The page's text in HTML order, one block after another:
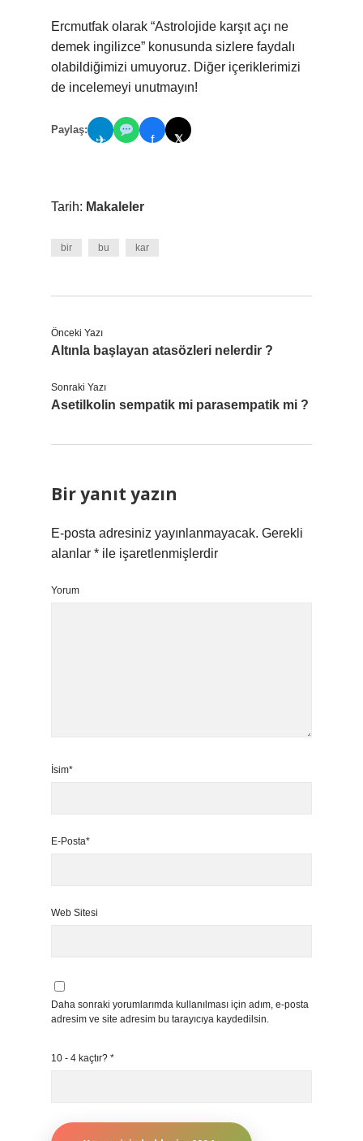
Ercmutfak olarak “Astrolojide karşıt açı ne
demek ingilizce” konusunda sizlere faydalı
olabildiğimizi umuyoruz. Diğer içeriklerimizi
de incelemeyi unutmayın!
Paylaş:
✈ f 𝕏
Tarih: Makaleler
bir bu kar
Önceki Yazı
Altınla başlayan atasözleri nelerdir ?
Sonraki Yazı
Asetilkolin sempatik mi parasempatik mi ?
Bir yanıt yazın
E-posta adresiniz yayınlanmayacak. Gerekli
alanlar * ile işaretlenmişlerdir
Yorum
İsim*
E-Posta*
Web Sitesi
Daha sonraki yorumlarımda kullanılması için adım, e-posta
adresim ve site adresim bu tarayıcıya kaydedilsin.
10 - 4 kaçtır? *